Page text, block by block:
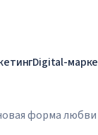
Digital-
форма